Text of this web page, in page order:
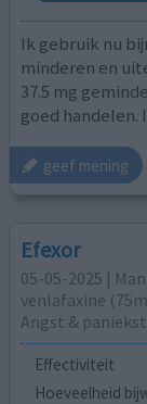
Ik gebruik nu
minderen en
37.5 mg
goed
geef mening
Efexor
05-05-2025 | Man
venlafaxine
Angst &
Effectiviteit
Hoeveelheid